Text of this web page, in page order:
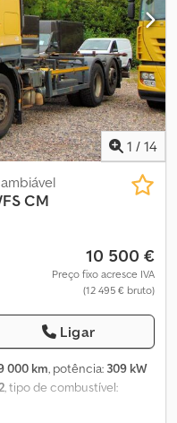
funcionamento
1 / 14
CM
10 500 €
Preço fixo acresce IVA
(12 495 € bruto)
Ligar
000 km, potência: 309 kW
, tipo de combustível:
de eixo: